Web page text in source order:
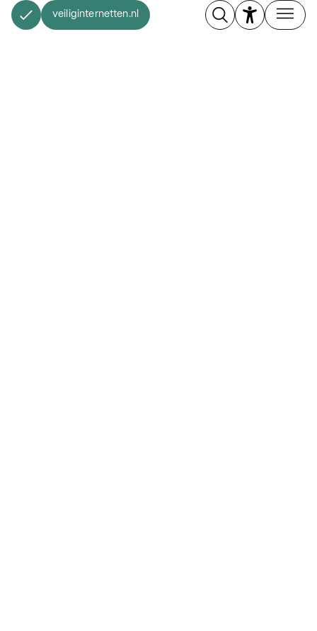
veiliginternetten.nl